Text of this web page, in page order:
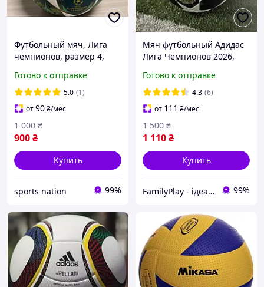
Футбольный мяч, Лига
чемпионов, размер 4,
Готово к отправке
5.0 (1)
от90₴/мес
900₴
1 000 ₴
Купить
sports nation 99%
Мяч футбольный Адидас
Лига Чемпионов 2026,
CHAMPIONS LEAGUE
FINAL 2026 Budapest
Готово к отправке
4.3 (6)
от 111 ₴/мес
1 110₴
1 500 ₴
Купить
FamilyPlay - ідеальне поєднання спортивних та дитячих товарів 99%